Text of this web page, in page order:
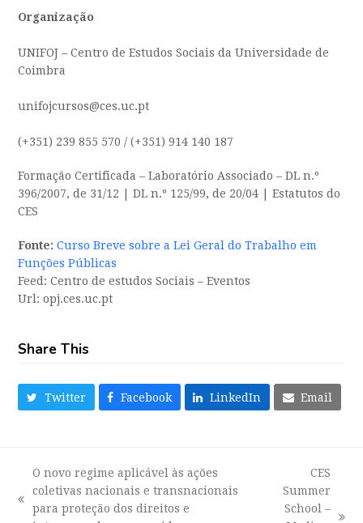
Organização
UNIFOJ – Centro de Estudos Sociais da Universidade de
Coimbra
unifojcursos@ces.uc.pt
(+351) 239 855 570 / (+351) 914 140 187
Formação Certificada – Laboratório Associado – DL n.º
396/2007, de 31/12 | DL n.º 125/99, de 20/04 | Estatutos do
CES
Fonte: Curso Breve sobre a Lei Geral do Trabalho em
Funções Públicas
Feed: Centro de estudos Sociais – Eventos
Url: opj.ces.uc.pt
Share This
Twitter Facebook LinkedIn Email
previous
O novo regime aplicável às ações
coletivas nacionais e transnacionais
para proteção dos direitos e
CES
Summer
School –